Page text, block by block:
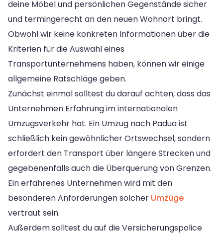
deine Möbel und persönlichen Gegenstände sicher
und termingerecht an den neuen Wohnort bringt.
Obwohl wir keine konkreten Informationen über die
Kriterien für die Auswahl eines
Transportunternehmens haben, können wir einige
allgemeine Ratschläge geben.
Zunächst einmal solltest du darauf achten, dass das
Unternehmen Erfahrung im internationalen
Umzugsverkehr hat. Ein Umzug nach Padua ist
schließlich kein gewöhnlicher Ortswechsel, sondern
erfordert den Transport über längere Strecken und
gegebenenfalls auch die Überquerung von Grenzen.
Ein erfahrenes Unternehmen wird mit den
besonderen Anforderungen solcher Umzüge
vertraut sein.
Außerdem solltest du auf die Versicherungspolice